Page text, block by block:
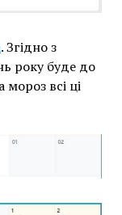
. Згідно з
року буде до
мороз всі ці